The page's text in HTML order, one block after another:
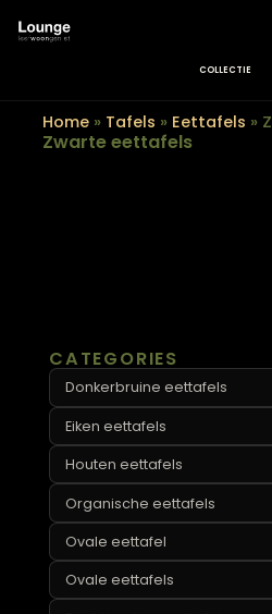
Home»Tafels»Eettafels
Zwarte eettafels
CATEGORIES
Donkerbruine eettafels
Eiken eettafels
Houten eettafels
Organische eettafels
Ovale eettafel